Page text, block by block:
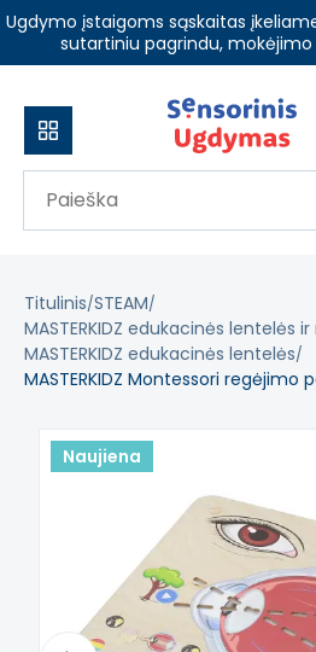
Ugdymo įstaigoms sąskaitas
sutartiniu pagrindu,
Titulinis STEAM
MASTERKIDZ edukacinės lentelės
MASTERKIDZ edukacinės lentelės
MASTERKIDZ Montessori regėjimo
Naujiena